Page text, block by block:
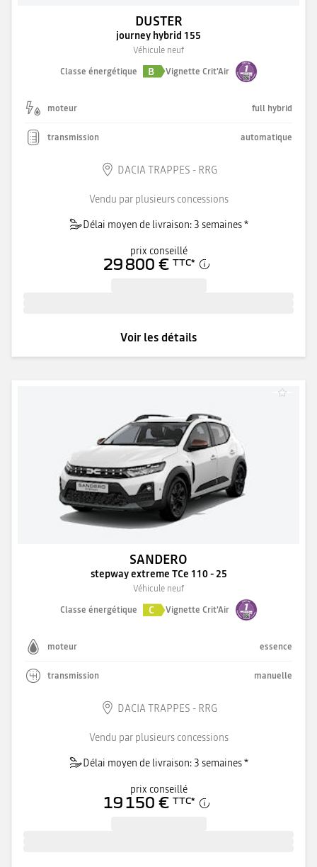
DUSTER
journey hybrid 155
Véhicule neuf
Classe énergétique
B Vignette Crit'Air
moteur full hybrid
transmission automatique
DACIA TRAPPES - RRG
Vendu par plusieurs concessions
Délai moyen de livraison: 3 semaines *
prix conseillé
29 800 € TTC*
Voir les détails
SANDERO
stepway extreme TCe 110 - 25
Véhicule neuf
Classe énergétique
C Vignette Crit'Air
moteur essence
transmission manuelle
DACIA TRAPPES - RRG
Vendu par plusieurs concessions
Délai moyen de livraison: 3 semaines *
prix conseillé
19 150 € TTC*